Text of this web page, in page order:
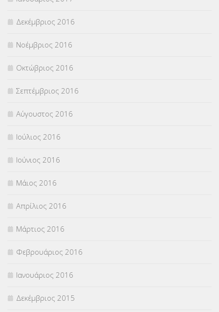
Δεκέμβριος 2016
Νοέμβριος 2016
Οκτώβριος 2016
Σεπτέμβριος 2016
Αύγουστος 2016
Ιούλιος 2016
Ιούνιος 2016
Μάιος 2016
Απρίλιος 2016
Μάρτιος 2016
Φεβρουάριος 2016
Ιανουάριος 2016
Δεκέμβριος 2015